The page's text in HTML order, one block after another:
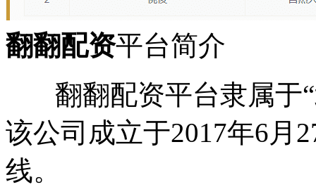
翻翻配资平台简介
翻翻配资平台隶属于“
该公司成立于2017年6月
线。